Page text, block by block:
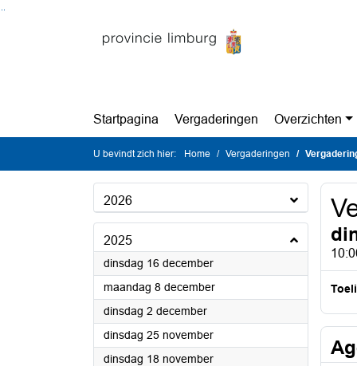
Startpagina Vergaderingen Overzichten
U bevindt zich hier: Home Vergaderingen
2026
2025
dinsdag 16 december2025
maandag 8 december2025
dinsdag 2 december2025
dinsdag 25 november2025
dinsdag 18 november2025